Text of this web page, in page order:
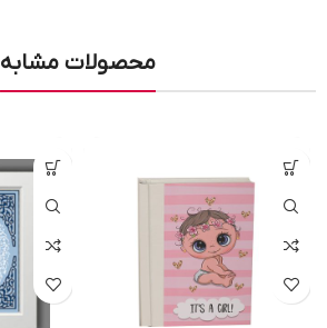
محصولات مشابه